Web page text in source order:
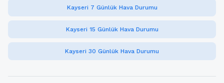
Kayseri 7 Günlük Hava Durumu
Kayseri 15 Günlük Hava Durumu
Kayseri 30 Günlük Hava Durumu